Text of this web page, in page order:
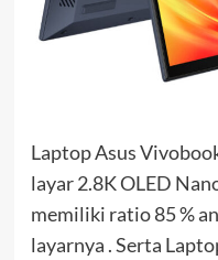
Laptop Asus
layar 2.8K OLED
memiliki ratio 85 %
layarnya . Serta